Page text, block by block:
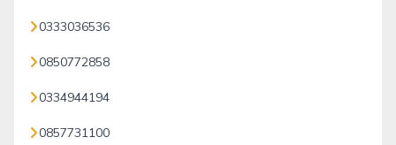
0333036536
0850772858
0334944194
0857731100